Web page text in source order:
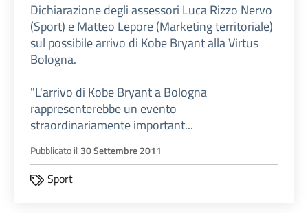
Dichiarazione degli assessori Luca Rizzo Nervo
(Sport) e Matteo Lepore (Marketing territoriale)
sul possibile arrivo di Kobe Bryant alla Virtus
Bologna.
"L'arrivo di Kobe Bryant a Bologna
rappresenterebbe un evento
straordinariamente important...
Pubblicato il 30 Settembre 2011
Sport